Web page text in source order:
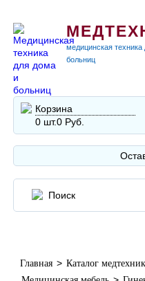
медицинская
больниц
Корзина
0 шт.0 Руб.
Главная > Каталог